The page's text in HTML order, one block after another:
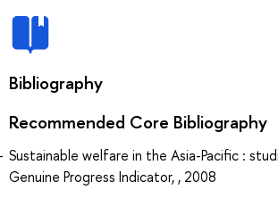
Bibliography
Recommended Core Bibliography
Sustainable welfare in the Asia-Pacific :
Genuine Progress Indicator, , 2008